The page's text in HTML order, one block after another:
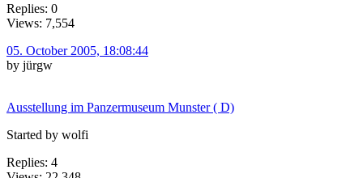
Replies: 0
Views: 7,554
05. October 2005, 18:08:44
by jürgw
Ausstellung im Panzermuseum Munster ( D)
Started by wolfi
Replies: 4